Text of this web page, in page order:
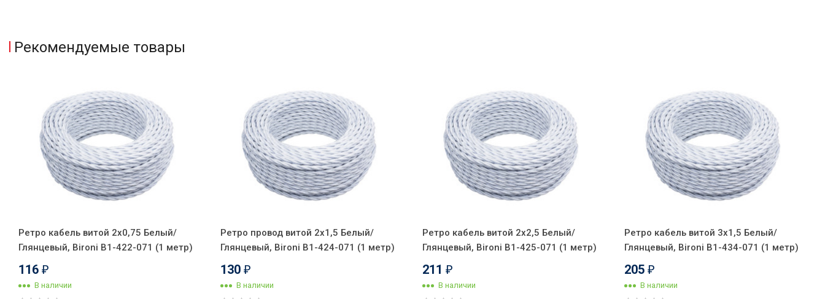
Рекомендуемые товары
Ретро кабель витой 2x0,75 Белый/
Глянцевый, Bironi B1-422-071 (1 метр)
116 ₽
В наличии
Ретро провод витой 2x1,5 Белый/
Глянцевый, Bironi B1-424-071 (1 метр)
130 ₽
В наличии
Ретро кабель витой 2x2,5 Белый/
Глянцевый, Bironi B1-425-071 (1 метр)
211 ₽
В наличии
Ретро кабель витой 3x1,5 Белый/
Глянцевый, Bironi B1-434-071 (1 метр)
205 ₽
В наличии